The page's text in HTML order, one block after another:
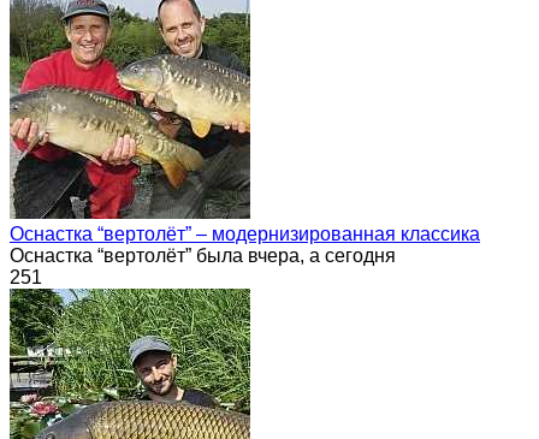
Оснастка “вертолёт” – модернизированная классика
Оснастка “вертолёт” была вчера, а сегодня
251